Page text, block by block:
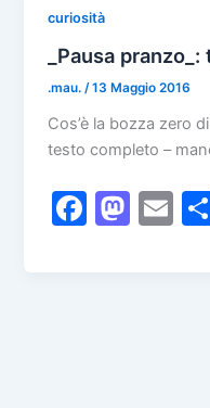
b
o
o
k
o
n
curiosità
_Pausa
.mau./13 Maggio 2016
Cos’è la bozza zero
testo completo –
F
M E